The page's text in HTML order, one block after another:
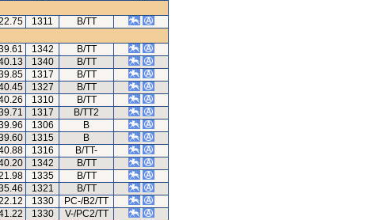
1311
B/TT
1342
B/TT
1340
B/TT
1317
B/TT
1327
B/TT
1310
B/TT
1317
B/TT2
1306
B
1315
B
1316
B/TT-
1342
B/TT
1335
B/TT
1321
B/TT
1330
PC-/B2/TT
1330
V-/PC2/TT